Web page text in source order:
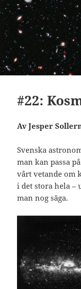
#22:
Av Jesper
Svenska
man kan passa
vårt vetande om
i det stora hela –
man nog säga.